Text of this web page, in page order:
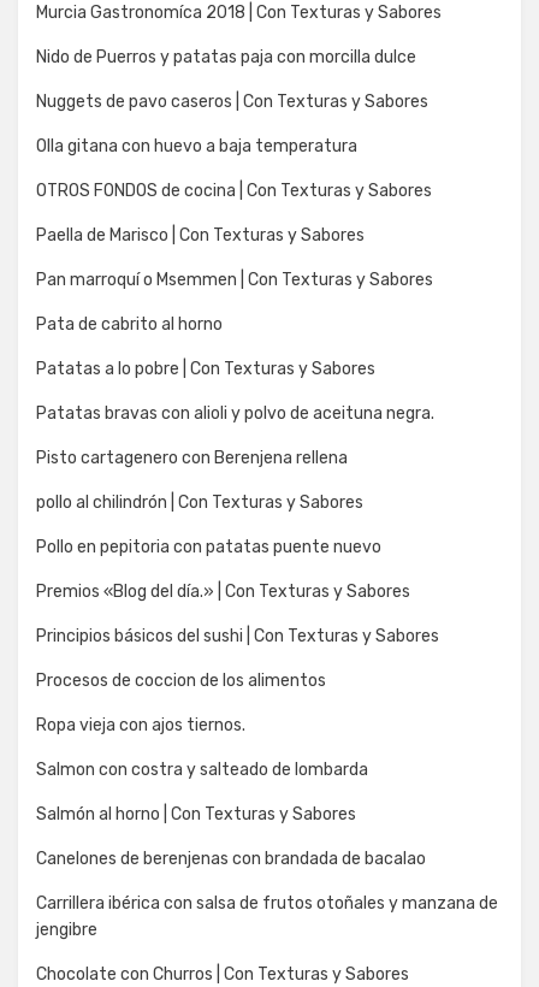
Murcia Gastronomíca 2018 | Con Texturas y Sabores
Nido de Puerros y patatas paja con morcilla dulce
Nuggets de pavo caseros | Con Texturas y Sabores
Olla gitana con huevo a baja temperatura
OTROS FONDOS de cocina | Con Texturas y Sabores
Paella de Marisco | Con Texturas y Sabores
Pan marroquí o Msemmen | Con Texturas y Sabores
Pata de cabrito al horno
Patatas a lo pobre | Con Texturas y Sabores
Patatas bravas con alioli y polvo de aceituna negra.
Pisto cartagenero con Berenjena rellena
pollo al chilindrón | Con Texturas y Sabores
Pollo en pepitoria con patatas puente nuevo
Premios «Blog del día.» | Con Texturas y Sabores
Principios básicos del sushi | Con Texturas y Sabores
Procesos de coccion de los alimentos
Ropa vieja con ajos tiernos.
Salmon con costra y salteado de lombarda
Salmón al horno | Con Texturas y Sabores
Canelones de berenjenas con brandada de bacalao
Carrillera ibérica con salsa de frutos otoñales y manzana de
jengibre
Chocolate con Churros | Con Texturas y Sabores